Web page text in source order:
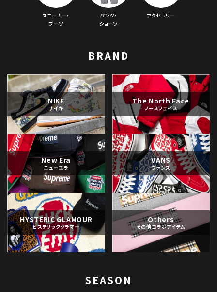
スニーカー・
ブーツ
パンツ・
ショーツ
アクセサリー
BRAND
NIKE
ナイキ
The North Face
ノースフェイス
New Era
ニューエラ
VANS
ヴァンズ
HYSTERIC GLAMOUR
ヒステリックグラマー
Others
その他コラボアイテム
SEASON